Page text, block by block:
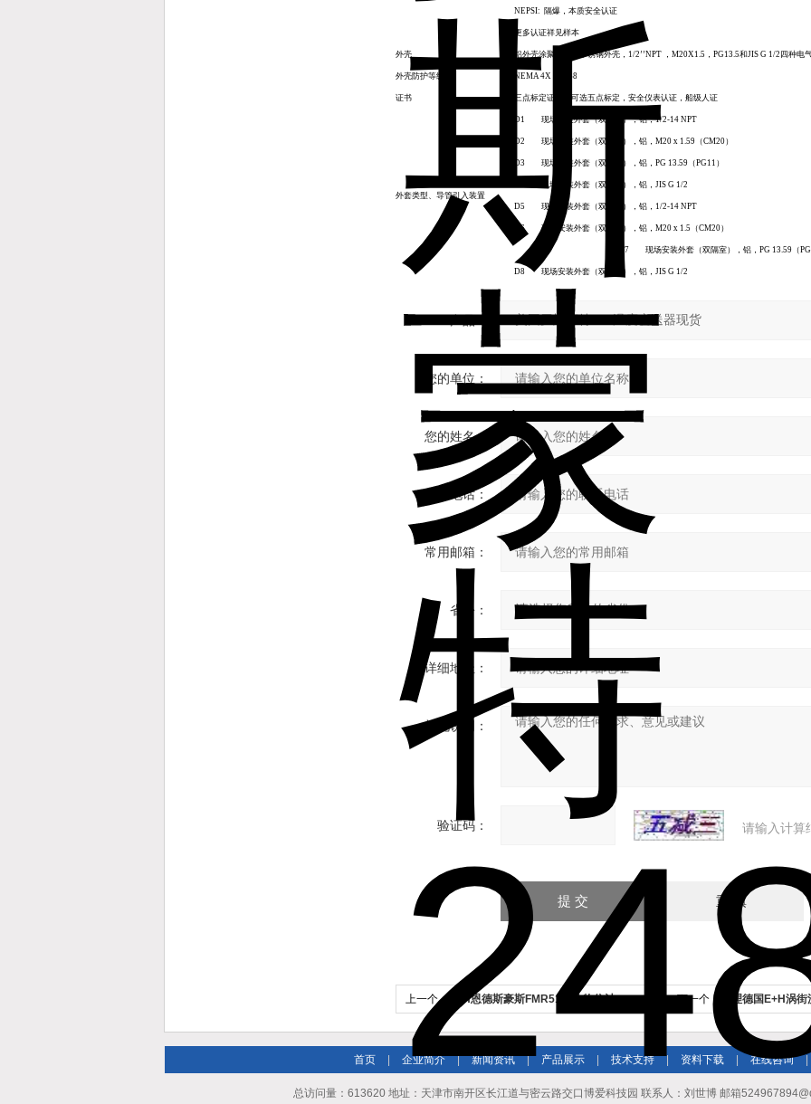
NEPSI: 隔爆，本质安全认证
更多认证祥见样本
外壳 铝外壳涂聚氨酯，不锈钢外壳， 1/2’’NPT ， M20X1.5 ， PG13.5和JIS G 1/2 四种电
外壳防护等级 NEMA 4X IP68
证书 三点标定证书，可选五点标定，安全仪表认证，船级人证
外套类型、导管引入装置
D1 现场安装外套（双隔室），铝，1/2-14 NPT
D2 现场安装外套（双隔室），铝， M20 x 1.59 （CM20）
D3 现场安装外套（双隔室），铝， PG 13.59 （PG11 ）
现场安装外套（双隔室），铝， JIS G 1/2
D5 现场安装外套（双隔室），铝， 1/2-14 NPT
D6现场安装外套（双隔室），铝， M20 x 1.5 （CM20）
D7 现场安装外套（双隔室），铝， PG 13.59 （
D8 现场安装外套（双隔室），铝， JIS G 1/2
您的单位：
您的姓名：
联系电话：
常用邮箱：
省份：
详细地址：
补充说明：
验证码： 请输入计算
上一个： E+H恩德斯豪斯FMR51雷达物位计 下一个： 代理德国E+H涡
首页 企业简介 | 新闻资讯 | 产品展示 技术支持 | 资料下载 在线咨询 |
总访问量：613620 地址：天津市南开区长江道与密云路交口博爱科技园 联系人：刘世博 邮箱